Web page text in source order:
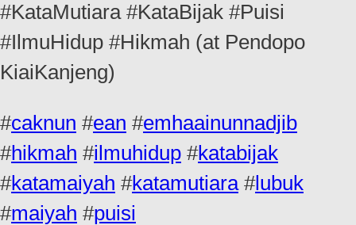
#KataMutiara #KataBijak #Puisi
#IlmuHidup #Hikmah (at Pendopo
KiaiKanjeng)
#caknun #ean #emhaainunnadjib
#hikmah #ilmuhidup #katabijak
#katamaiyah #katamutiara#lubuk
#maiyah #puisi